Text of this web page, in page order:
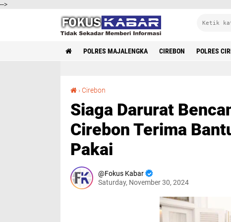
-->
POLRES MAJALENGKA CIREBON POLRES
› Cirebon
Siaga Darurat
Cirebon Terima
Pakai
Fokus Kabar
Saturday, November 30, 2024